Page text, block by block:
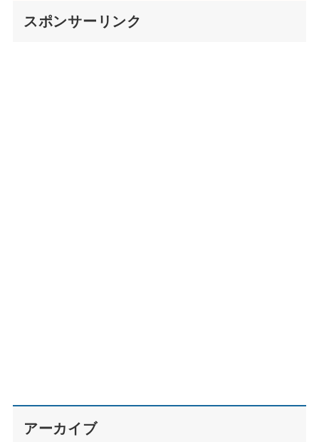
スポンサーリンク
アーカイブ